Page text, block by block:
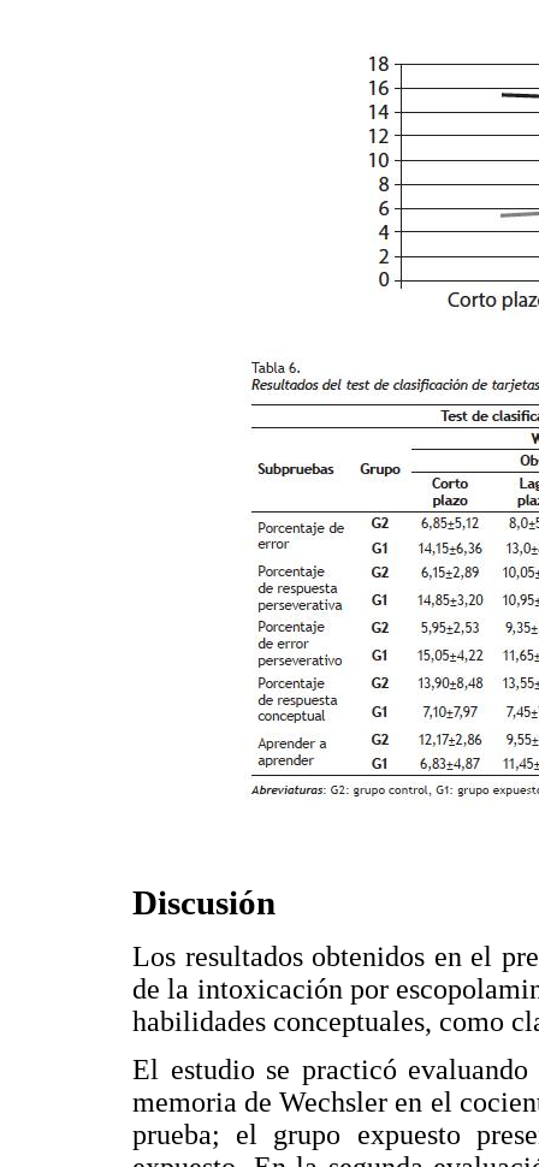
Discusión
Los resultados obtenidos en el
de la intoxicación por
habilidades conceptuales, como
El estudio se practicó
memoria de Wechsler en el
prueba; el grupo expuesto